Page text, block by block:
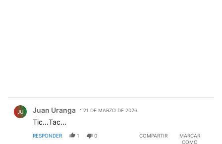
JU Juan Uranga 21 DE MARZO DE 2026
Tic...Tac...
RESPONDER 1 0 COMPARTIR
MARCAR
COMO